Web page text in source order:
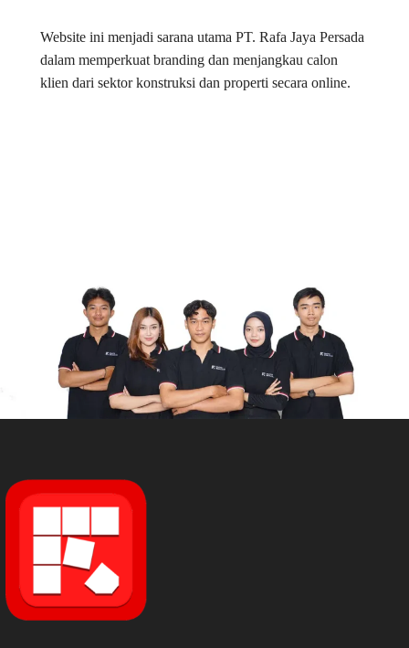
Website ini menjadi sarana utama PT. Rafa Jaya Persada
dalam memperkuat branding dan menjangkau calon
klien dari sektor konstruksi dan properti secara online.